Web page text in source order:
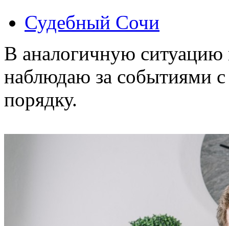
Судебный Сочи
В аналогичную
наблюдаю за событиями
порядку.